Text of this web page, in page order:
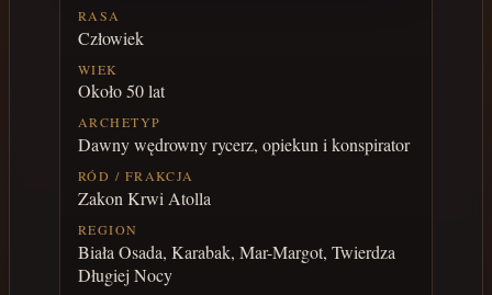
RASA
Człowiek
WIEK
Około 50 lat
ARCHETYP
Dawny wędrowny rycerz, opiekun i konspirator
RÓD / FRAKCJA
Zakon Krwi Atolla
REGION
Biała Osada, Karabak, Mar-Margot, Twierdza
Długiej Nocy